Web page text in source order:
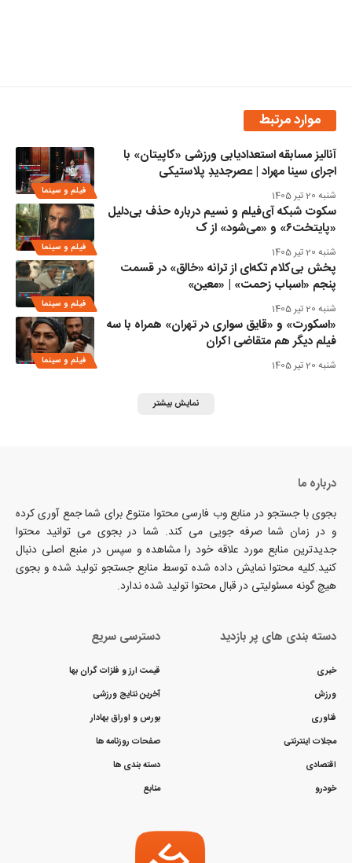
موارد مرتبط
فیلم و سینما
آنالیز مسابقه استعدادیابی ورزشی «کاپیتان» با
اجرای سینا مهراد | عصرجدیدِ پلاستیکی
شنبه 20 تیر 1405
فیلم و سینما
سکوت شبکه آی‌فیلم و نسیم درباره حذف بی‌دلیل
«پایتخت۶» و «می‌شود» از ک
شنبه 20 تیر 1405
فیلم و سینما
پخش بی‌کلام تکه‌ای از ترانه «خالق» در قسمت
پنجم «اسباب زحمت» | «معین»
شنبه 20 تیر 1405
فیلم و سینما
«اسکورت» و «قایق سواری در تهران» همراه با سه
فیلم دیگر هم متقاضی اکران
شنبه 20 تیر 1405
نمایش بیشتر
درباره ما
بجوی با جستجو در منابع وب فارسی محتوا متنوع برای شما جمع آوری کرده
و در زمان شما صرفه جویی می کند. شما در بجوی می توانید محتوا
جدیدترین منابع مورد علاقه خود را مشاهده و سپس در منبع اصلی دنبال
کنید.کلیه محتوا نمایش داده شده توسط منابع جستجو تولید شده و بجوی
هیچ گونه مسئولیتی در قبال محتوا تولید شده ندارد.
دسته بندی های پر بازدید
خبری
ورزش
فناوری
مجلات اینترنتی
اقتصادی
خودرو
دسترسی سریع
قیمت ارز و فلزات گران بها
آخرین نتایج ورزشی
بورس و اوراق بهادار
صفحات روزنامه ها
دسته بندی ها
منابع